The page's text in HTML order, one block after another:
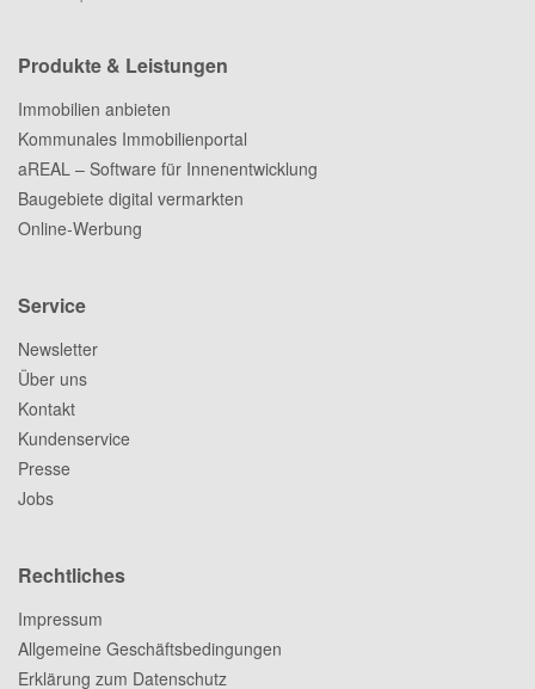
Produkte & Leistungen
Immobilien anbieten
Kommunales Immobilienportal
aREAL – Software für Innenentwicklung
Baugebiete digital vermarkten
Online-Werbung
Service
Newsletter
Über uns
Kontakt
Kundenservice
Presse
Jobs
Rechtliches
Impressum
Allgemeine Geschäftsbedingungen
Erklärung zum Datenschutz